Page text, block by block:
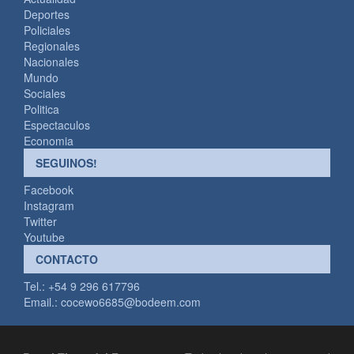
Deportes
Policiales
Regionales
Nacionales
Mundo
Sociales
Politica
Espectaculos
Economia
SEGUINOS!
Facebook
Instagram
Twitter
Youtube
CONTACTO
Tel.: +54 9 296 617796
Email.: cocewo6685@bodeem.com